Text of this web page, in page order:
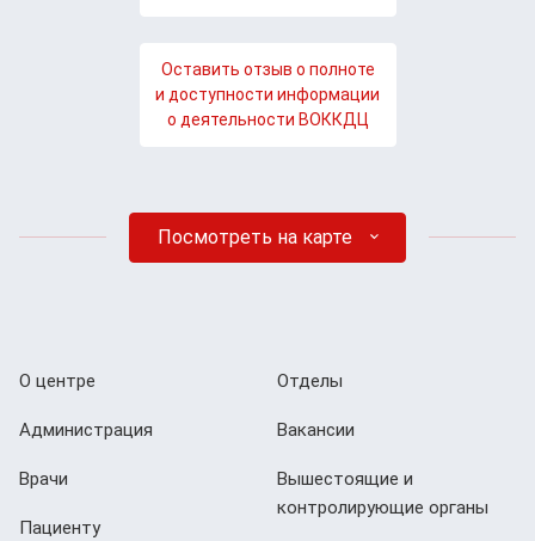
Оставить отзыв о полноте
и доступности информации
о деятельности ВОККДЦ
Посмотреть на карте
О центре
Администрация
Врачи
Пациенту
Отделы
Вакансии
Вышестоящие и
контролирующие органы